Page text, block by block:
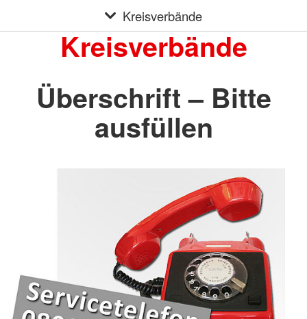
Kreisverbände
Kreisverbände
Überschrift – Bitte
ausfüllen